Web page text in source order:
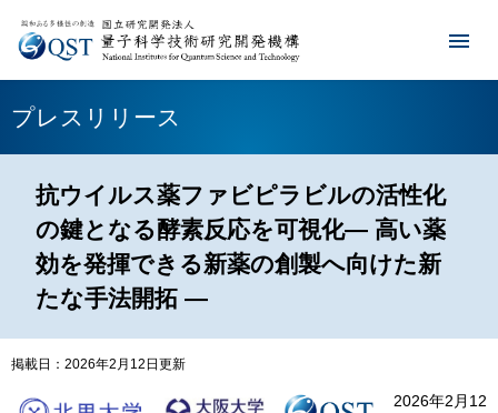
プレスリリース
抗ウイルス薬ファビピラビルの活性化
の鍵となる酵素反応を可視化― 高い薬
効を発揮できる新薬の創製へ向けた新
たな手法開拓 ―
掲載日：2026年2月12日更新
2026年2月12